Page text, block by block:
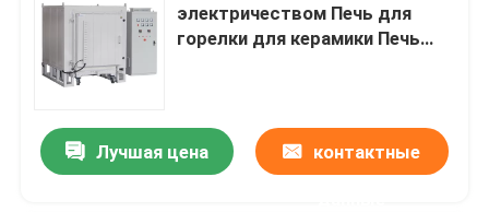
электричеством Печь для
горелки для керамики Печь
Лучшая цена контактные